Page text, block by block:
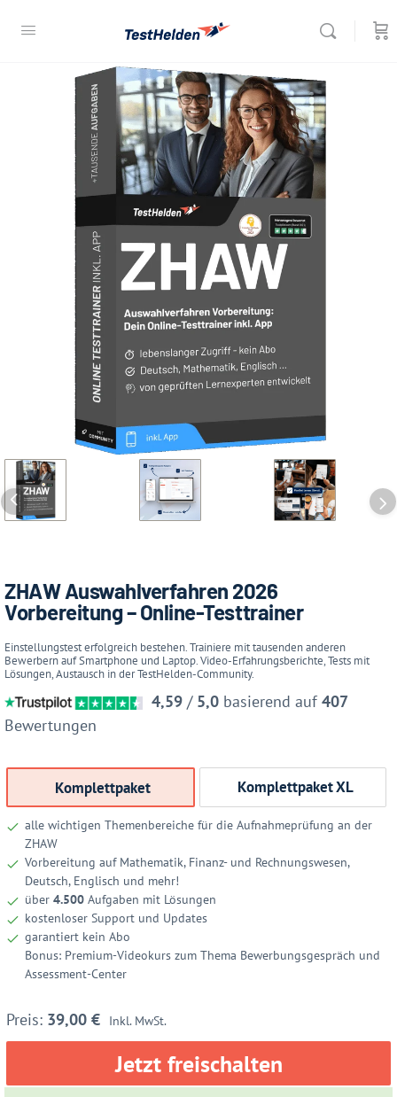
ZHAW Auswahlverfahren 2026
Vorbereitung – Online-Testtrainer
Einstellungstest erfolgreich bestehen. Trainiere mit tausenden anderen
Bewerbern auf Smartphone und Laptop. Video-Erfahrungsberichte, Tests mit
Lösungen, Austausch in der TestHelden-Community.
4,59 / 5,0 basierend auf 407
Bewertungen
Komplettpaket Komplettpaket XL
alle wichtigen Themenbereiche für die Aufnahmeprüfung an der
ZHAW
Vorbereitung auf Mathematik, Finanz- und Rechnungswesen,
Deutsch, Englisch und mehr!
über 4.500 Aufgaben mit Lösungen
kostenloser Support und Updates
garantiert kein Abo
Bonus: Premium-Videokurs zum Thema Bewerbungsgespräch und
Assessment-Center
39,00 € Inkl. MwSt.
Jetzt freischalten